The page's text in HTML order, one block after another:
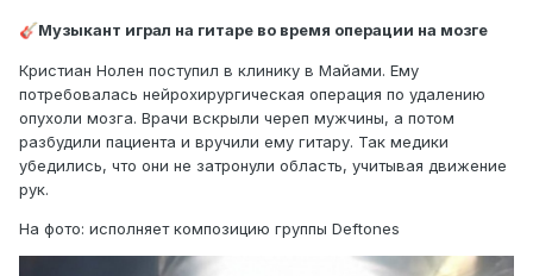
🎸Музыкант играл на гитаре во время операции на мозге
Кристиан Нолен поступил в клинику в Майами. Ему
потребовалась нейрохирургическая операция по удалению
опухоли мозга. Врачи вскрыли череп мужчины, а потом
разбудили пациента и вручили ему гитару. Так медики
убедились, что они не затронули область, учитывая движение
рук.
На фото: исполняет композицию группы Deftones